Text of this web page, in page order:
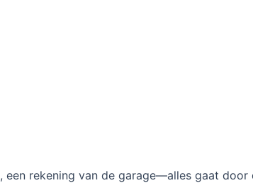
een rekening van de garage—alles gaat door